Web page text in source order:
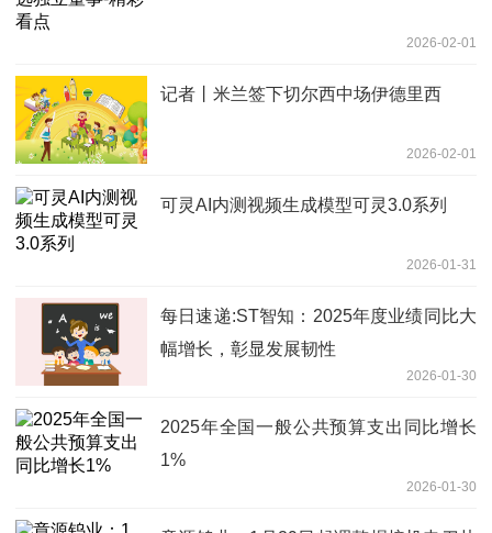
2026-02-01
记者丨米兰签下切尔西中场伊德里西
2026-02-01
可灵AI内测视频生成模型可灵3.0系列
2026-01-31
每日速递:ST智知：2025年度业绩同比大
幅增长，彰显发展韧性
2026-01-30
2025年全国一般公共预算支出同比增长
1%
2026-01-30